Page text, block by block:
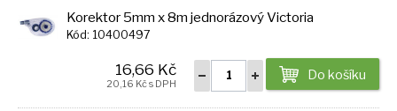
Korektor 5mm x 8m jednorázový Victoria
Kód: 10400497
Do košíku
16,66 Kč
20,16 Kč s DPH